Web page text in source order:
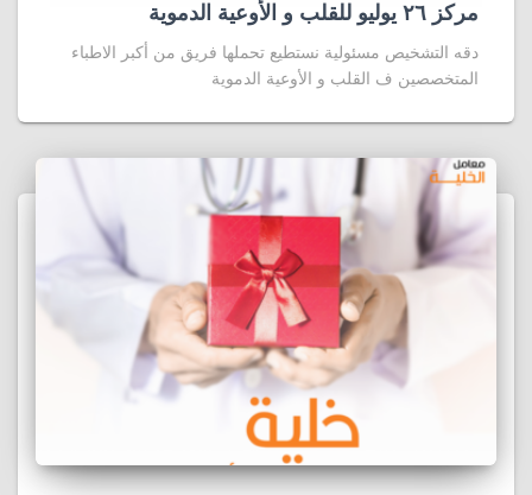
مركز ٢٦ يوليو للقلب و الأوعية الدموية
دقه التشخيص مسئولية نستطيع تحملها فريق من أكبر الاطباء
المتخصصين ف القلب و الأوعية الدموية